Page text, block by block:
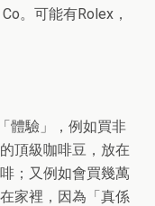
。可能有Rolex，
體驗」，例如買非
頂級咖啡豆，放在
；又例如會買幾萬
家裡，因為「真係